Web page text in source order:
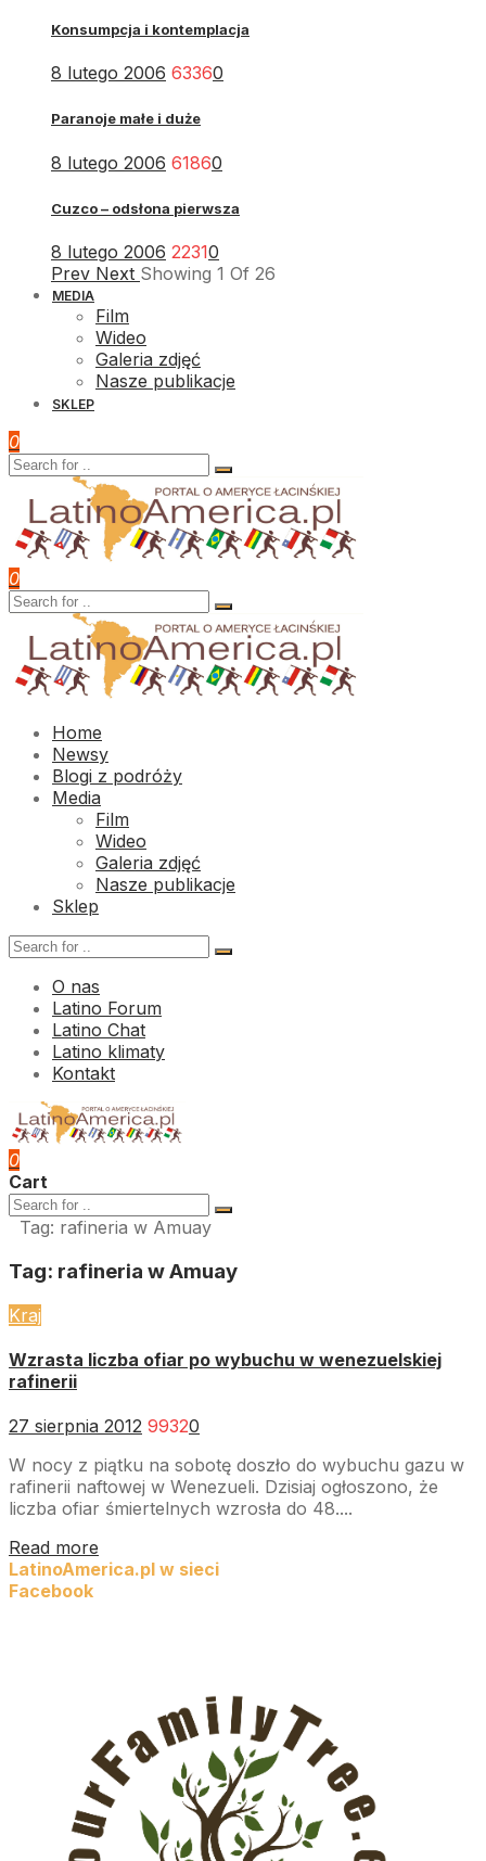
Konsumpcja i kontemplacja
8 lutego 2006 63360
Paranoje małe i duże
8 lutego 2006 61860
Cuzco – odsłona pierwsza
8 lutego 2006 22310
Prev Next Showing 1 Of 26
MEDIA
Film
Wideo
Galeria zdjęć
Nasze publikacje
SKLEP
0
0
Home
Newsy
Blogi z podróży
Media
Film
Wideo
Galeria zdjęć
Nasze publikacje
Sklep
O nas
Latino Forum
Latino Chat
Latino klimaty
Kontakt
0
Cart
Tag: rafineria w Amuay
Tag: rafineria w Amuay
Kraj
Wzrasta liczba ofiar po wybuchu w wenezuelskiej
rafinerii
27 sierpnia 2012 99320
W nocy z piątku na sobotę doszło do wybuchu gazu w
rafinerii naftowej w Wenezueli. Dzisiaj ogłoszono, że
liczba ofiar śmiertelnych wzrosła do 48....
Read more
LatinoAmerica.pl w sieci
Facebook